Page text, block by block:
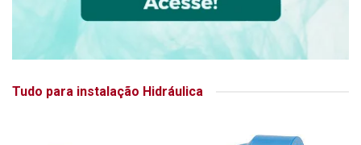
Tudo para instalação Hidráulica